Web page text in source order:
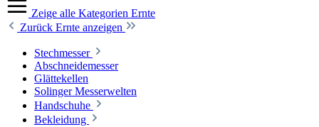
Zeige alle Kategorien Ernte
Zurück Ernte anzeigen
Stechmesser
Abschneidemesser
Glättekellen
Solinger Messerwelten
Handschuhe
Bekleidung